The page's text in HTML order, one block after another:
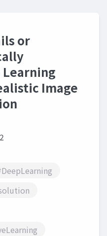
or
Image